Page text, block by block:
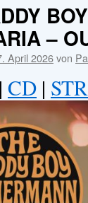
–
April 2026von
| CD |